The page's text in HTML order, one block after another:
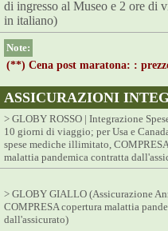
di ingresso al Museo e 2 ore di
in italiano)
Note:
(**) Cena post maratona: :
ASSICURAZIONI
> GLOBY ROSSO | Integrazione
10 giorni di viaggio; per Usa e
spese mediche illimitato,
malattia pandemica contratta
> GLOBY GIALLO (Assicurazione
COMPRESA copertura malattia
dall'assicurato)